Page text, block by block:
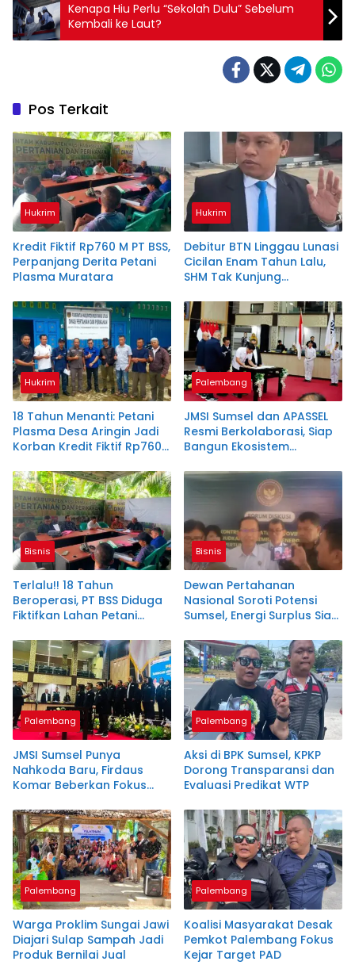
Kenapa Hiu Perlu “Sekolah Dulu” Sebelum
Kembali ke Laut?
Pos Terkait
Hukrim
Kredit Fiktif Rp760 M PT BSS,
Perpanjang Derita Petani
Plasma Muratara
Hukrim
Debitur BTN Linggau Lunasi
Cicilan Enam Tahun Lalu,
SHM Tak Kunjung
Hukrim
18 Tahun Menanti: Petani
Plasma Desa Aringin Jadi
Korban Kredit Fiktif Rp760
Palembang
JMSI Sumsel dan APASSEL
Resmi Berkolaborasi, Siap
Bangun Ekosistem
Profesional
Bisnis
Terlalu!! 18 Tahun
Beroperasi, PT BSS Diduga
Fiktifkan Lahan Petani
Bisnis
Dewan Pertahanan
Nasional Soroti Potensi
Sumsel, Energi Surplus Siap
Palembang
JMSI Sumsel Punya
Nahkoda Baru, Firdaus
Komar Beberkan Fokus
Palembang
Aksi di BPK Sumsel, KPKP
Dorong Transparansi dan
Evaluasi Predikat WTP
Palembang
Warga Proklim Sungai Jawi
Diajari Sulap Sampah Jadi
Produk Bernilai Jual
Palembang
Koalisi Masyarakat Desak
Pemkot Palembang Fokus
Kejar Target PAD